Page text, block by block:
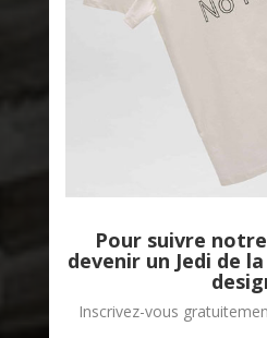
Pour suivre
devenir un Jedi de
Inscrivez-vous